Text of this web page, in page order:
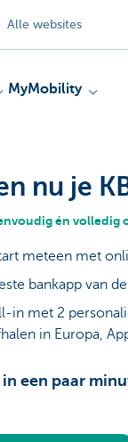
Alle websites
MyMobility
nu je
én volledig
meteen met
bankapp van
in met 2
in Europa,
een paar